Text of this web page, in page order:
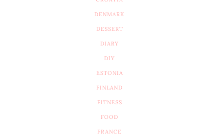
DENMARK
DESSERT
DIARY
DIY
ESTONIA
FINLAND
FITNESS
FOOD
FRANCE